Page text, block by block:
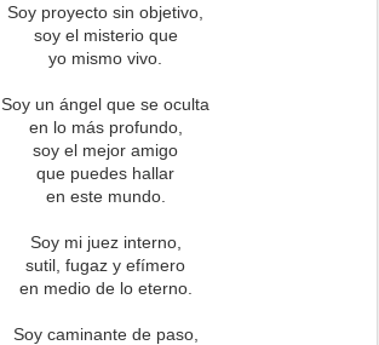
Soy proyecto sin objetivo,
soy el misterio que
yo mismo vivo.
Soy un ángel que se oculta
en lo más profundo,
soy el mejor amigo
que puedes hallar
en este mundo.
Soy mi juez interno,
sutil, fugaz y efímero
en medio de lo eterno.
Soy caminante de paso,